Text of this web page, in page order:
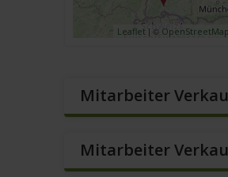
Leaflet | © OpenStreetMap